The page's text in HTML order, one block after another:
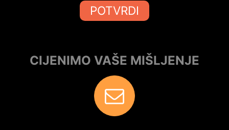
POTVRDI
CIJENIMO VAŠE MIŠLJENJE